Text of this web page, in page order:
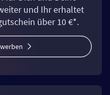
und Ihr erhaltet
über 10 €*.